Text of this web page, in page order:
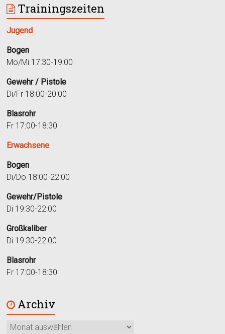
Trainingszeiten
Jugend
Bogen
Mo/Mi 17:30-19:00
Gewehr / Pistole
Di/Fr 18:00-20:00
Blasrohr
Fr 17:00-18:30
Erwachsene
Bogen
Di/Do 18:00-22:00
Gewehr/Pistole
Di 19:30-22:00
Großkaliber
Di 19:30-22:00
Blasrohr
Fr 17:00-18:30
Archiv